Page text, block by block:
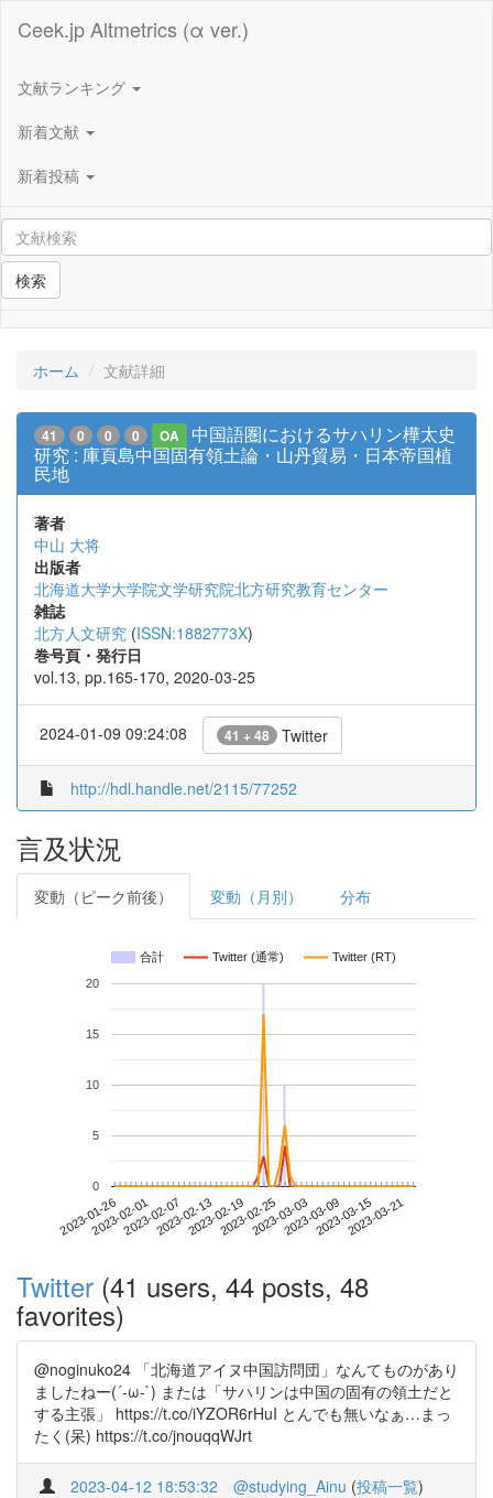
Ceek.jp Altmetrics (α ver.)
文献ランキング
新着文献
新着投稿
検索
ホーム 文献詳細
41 0 0 0 OA
中国語圏におけるサハリン樺太史
研究 : 庫頁島中国固有領土論・山丹貿易・日本帝国植
民地
著者
中山 大将
出版者
北海道大学大学院文学研究院北方研究教育センター
雑誌
北方人文研究 (ISSN:1882773X)
巻号頁・発行日
vol.13, pp.165-170, 2020-03-25
2024-01-09 09:24:08 41 + 48 Twitter
http://hdl.handle.net/2115/77252
言及状況
変動（ピーク前後） 変動（月別） 分布
合計 Twitter (通常) Twitter (RT)
2023-01-262023-02-012023-02-072023-02-132023-02-192023-02-252023-03-032023-03-092023-03-152023-03-21
0
5
10
15
20
Twitter (41 users, 44 posts, 48
favorites)
@noginuko24 「北海道アイヌ中国訪問団」なんてものがあり
ましたねー(´-ω-`) または「サハリンは中国の固有の領土だと
する主張」 https://t.co/iYZOR6rHuI とんでも無いなぁ…まっ
たく(呆) https://t.co/jnouqqWJrt
2023-04-12 18:53:32 @studying_Ainu (投稿一覧)